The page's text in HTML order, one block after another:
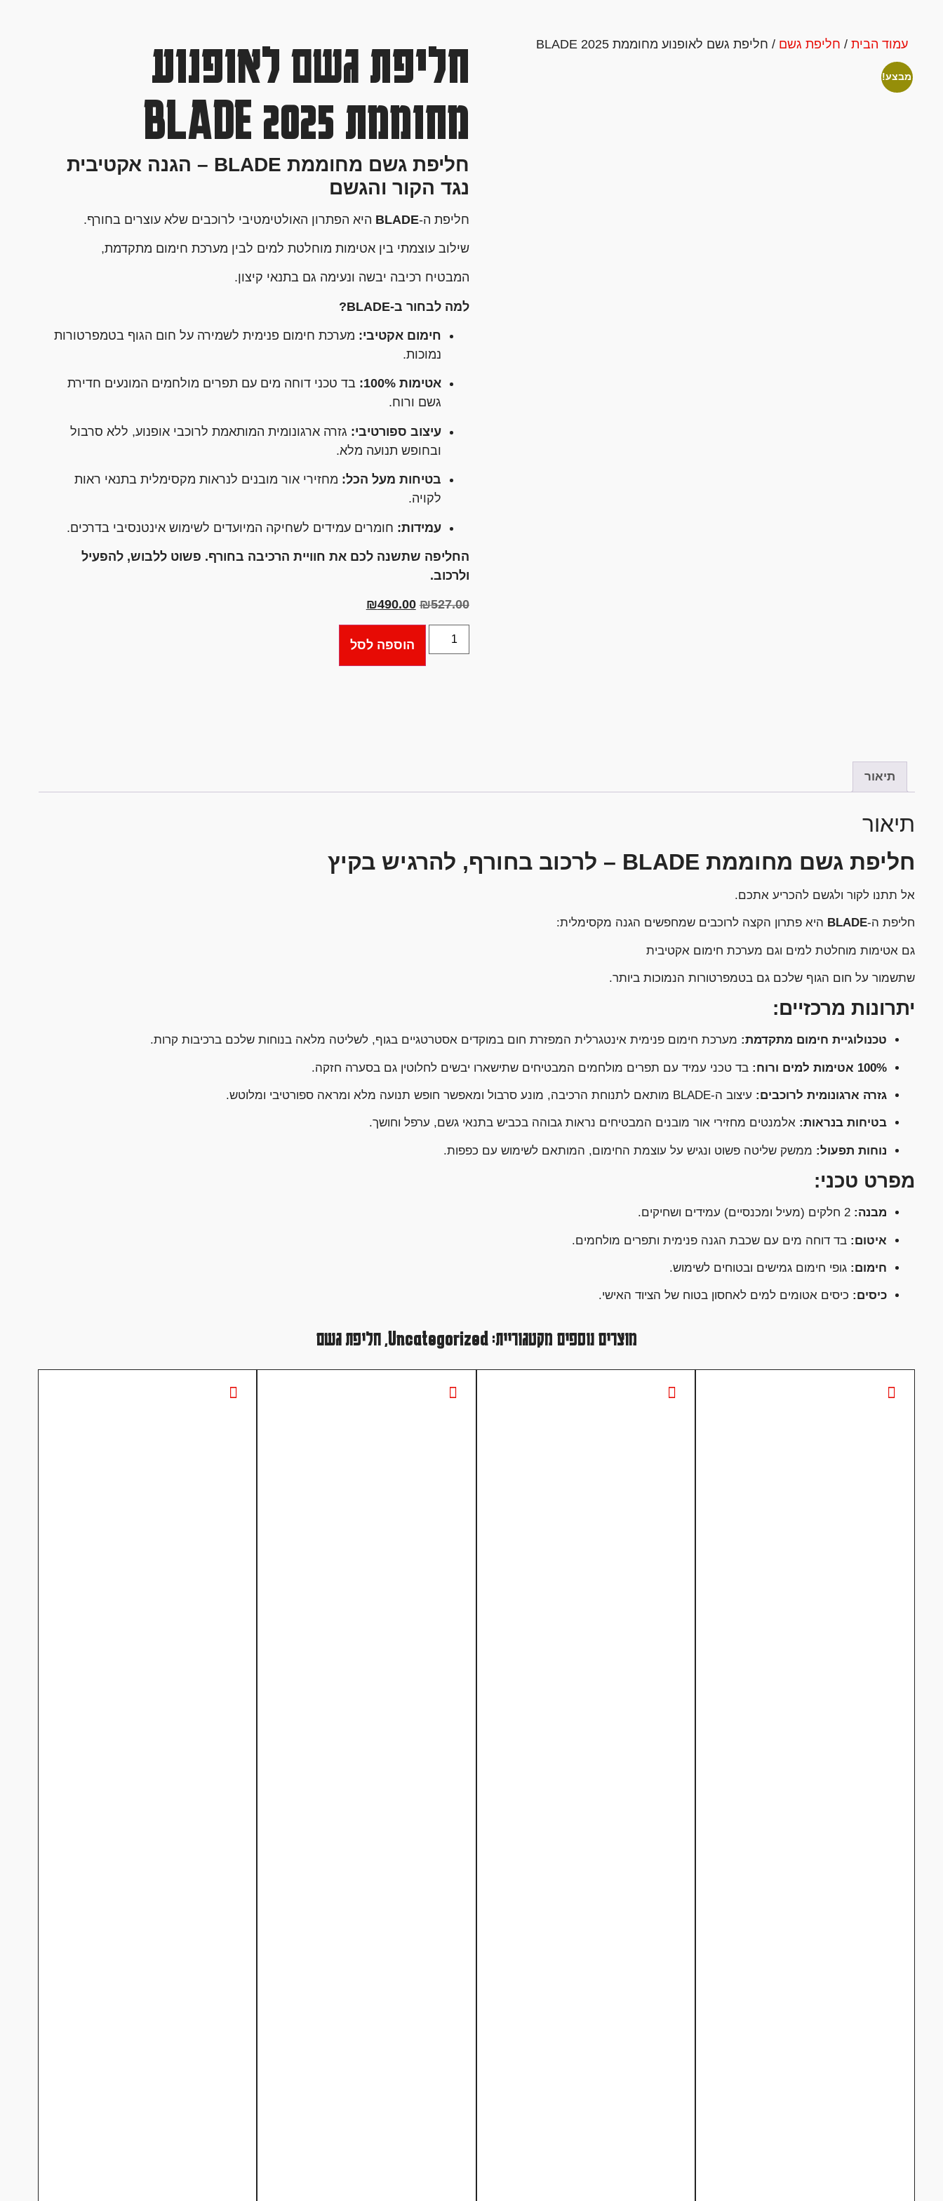
עמוד הבית / חליפת גשם / חליפת גשם לאופנוע מחוממת BLADE 2025
מבצע!
חליפת גשם לאופנוע
מחוממת BLADE 2025
חליפת גשם מחוממת BLADE – הגנה אקטיבית
נגד הקור והגשם
חליפת ה-BLADE היא הפתרון האולטימטיבי לרוכבים שלא עוצרים בחורף.
שילוב עוצמתי בין אטימות מוחלטת למים לבין מערכת חימום מתקדמת,
המבטיח רכיבה יבשה ונעימה גם בתנאי קיצון.
למה לבחור ב-BLADE?
חימום אקטיבי: מערכת חימום פנימית לשמירה על חום הגוף בטמפרטורות
נמוכות.
אטימות 100%:
בד טכני דוחה מים עם תפרים מולחמים המונעים חדירת
גשם ורוח.
עיצוב ספורטיבי: גזרה ארגונומית המותאמת לרוכבי אופנוע, ללא סרבול
ובחופש תנועה מלא.
בטיחות מעל הכל: מחזירי אור מובנים לנראות מקסימלית בתנאי ראות
לקויה.
עמידות: חומרים עמידים לשחיקה המיועדים לשימוש אינטנסיבי בדרכים.
החליפה שתשנה לכם את חוויית הרכיבה בחורף. פשוט ללבוש, להפעיל
ולרכוב.
₪527.00
₪490.00
הוספה לסל
תיאור
תיאור
חליפת גשם מחוממת BLADE – לרכוב בחורף, להרגיש בקיץ
אל תתנו לקור ולגשם להכריע אתכם.
חליפת ה-BLADE היא פתרון הקצה לרוכבים שמחפשים הגנה מקסימלית:
גם אטימות מוחלטת למים וגם מערכת חימום אקטיבית
שתשמור על חום הגוף שלכם גם בטמפרטורות הנמוכות ביותר.
יתרונות מרכזיים:
טכנולוגיית חימום מתקדמת: מערכת חימום פנימית אינטגרלית המפזרת חום במוקדים אסטרטגיים בגוף, לשליטה מלאה בנוחות שלכם ברכיבות קרות.
100% אטימות למים ורוח: בד טכני עמיד עם תפרים מולחמים המבטיחים שתישארו יבשים לחלוטין גם בסערה חזקה.
גזרה ארגונומית לרוכבים: עיצוב ה-BLADE מותאם לתנוחת הרכיבה, מונע סרבול ומאפשר חופש תנועה מלא ומראה ספורטיבי ומלוטש.
בטיחות בנראות: אלמנטים מחזירי אור מובנים המבטיחים נראות גבוהה בכביש בתנאי גשם, ערפל וחושך.
נוחות תפעול: ממשק שליטה פשוט ונגיש על עוצמת החימום, המותאם לשימוש עם כפפות.
מפרט טכני:
מבנה: 2 חלקים (מעיל ומכנסיים) עמידים ושחיקים.
איטום: בד דוחה מים עם שכבת הגנה פנימית ותפרים מולחמים.
חימום: גופי חימום גמישים ובטוחים לשימוש.
כיסים: כיסים אטומים למים לאחסון בטוח של הציוד האישי.
מוצרים נוספים מקטגוריית:Uncategorized
,חליפת גשם